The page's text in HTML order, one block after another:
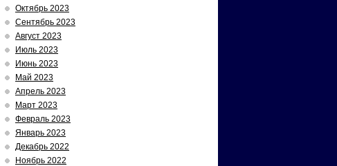
Октябрь 2023
Сентябрь 2023
Август 2023
Июль 2023
Июнь 2023
Май 2023
Апрель 2023
Март 2023
Февраль 2023
Январь 2023
Декабрь 2022
Ноябрь 2022